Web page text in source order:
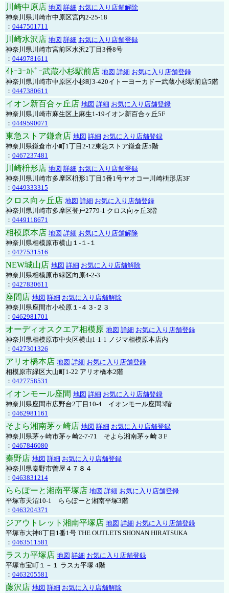
川崎中原店 地図 詳細 お気に入り店舗解除
神奈川県川崎市中原区宮内2-25-18
： 0447501711
川崎水沢店 地図 詳細 お気に入り店舗登録
神奈川県川崎市宮前区水沢2丁目3番8号
： 0449781611
ｲﾄｰﾖｰｶﾄﾞｰ武蔵小杉駅前店 地図 詳細 お気に入り店舗登録
神奈川県川崎市中原区小杉町3-420イトーヨーカドー武蔵小杉駅前店5階
： 0447380611
イオン新百合ヶ丘店 地図 詳細 お気に入り店舗登録
神奈川県川崎市麻生区上麻生1-19イオン新百合ヶ丘5F
： 0449590071
東急ストア鎌倉店 地図 詳細 お気に入り店舗登録
神奈川県鎌倉市小町1丁目2-12東急ストア鎌倉店5階
： 0467237481
川崎枡形店 地図 詳細 お気に入り店舗登録
神奈川県川崎市多摩区枡形1丁目5番1号ヤオコー川崎枡形店3F
： 0449333315
クロス向ヶ丘店 地図 詳細 お気に入り店舗登録
神奈川県川崎市多摩区登戸2779-1 クロス向ヶ丘3階
： 0449118671
相模原本店 地図 詳細 お気に入り店舗解除
神奈川県相模原市横山１-１-１
： 0427531516
NEW城山店 地図 詳細 お気に入り店舗解除
神奈川県相模原市緑区向原4-2-3
： 0427830611
座間店 地図 詳細 お気に入り店舗解除
神奈川県座間市小松原１-４３-２３
： 0462981701
オーディオスクエア相模原 地図 詳細 お気に入り店舗登録
神奈川県相模原市中央区横山1-1-1 ノジマ相模原本店内
： 0427301326
アリオ橋本店 地図 詳細 お気に入り店舗登録
相模原市緑区大山町1-22 アリオ橋本2階
： 0427758531
イオンモール座間 地図 詳細 お気に入り店舗登録
神奈川県座間市広野台2丁目10-4 イオンモール座間3階
： 0462981161
そよら湘南茅ヶ崎店 地図 詳細 お気に入り店舗登録
神奈川県茅ヶ崎市茅ヶ崎2‐7‐71 そよら湘南茅ヶ崎３F
： 0467846080
秦野店 地図 詳細 お気に入り店舗登録
神奈川県秦野市曽屋４７８４
： 0463831214
ららぽーと湘南平塚店 地図 詳細 お気に入り店舗登録
平塚市天沼10-1 ららぽーと湘南平塚3階
： 0463204371
ジアウトレット湘南平塚店 地図 詳細 お気に入り店舗登録
平塚市大神8丁目1番1号 THE OUTLETS SHONAN HIRATSUKA
： 0463511581
ラスカ平塚店 地図 詳細 お気に入り店舗登録
平塚市宝町１－１ ラスカ平塚 4階
： 0463205581
藤沢店 地図 詳細 お気に入り店舗解除